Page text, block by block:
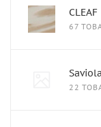
CLEAF
67
Saviola
22